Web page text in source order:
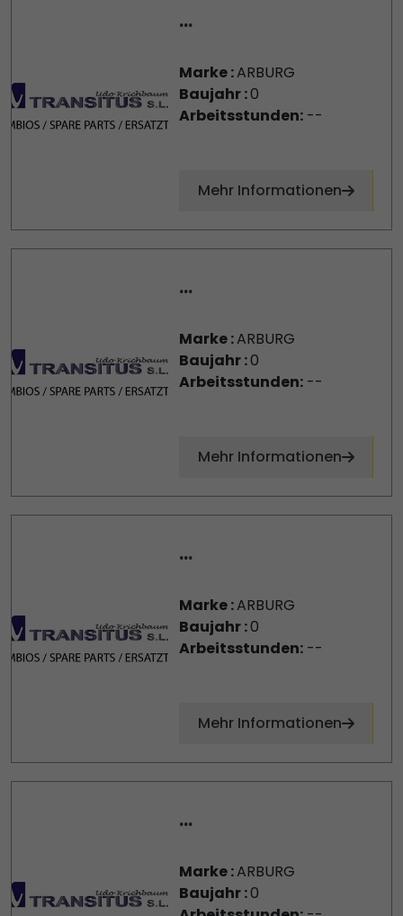
...
Marke :ARBURG
Baujahr :0
Arbeitsstunden:--
Mehr Informationen
...
Marke :ARBURG
Baujahr :0
Arbeitsstunden:--
Mehr Informationen
...
Marke :ARBURG
Baujahr :0
Arbeitsstunden:--
Mehr Informationen
...
Marke :ARBURG
Baujahr :0